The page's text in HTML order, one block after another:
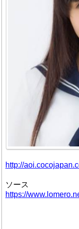
http://
ソース
https://